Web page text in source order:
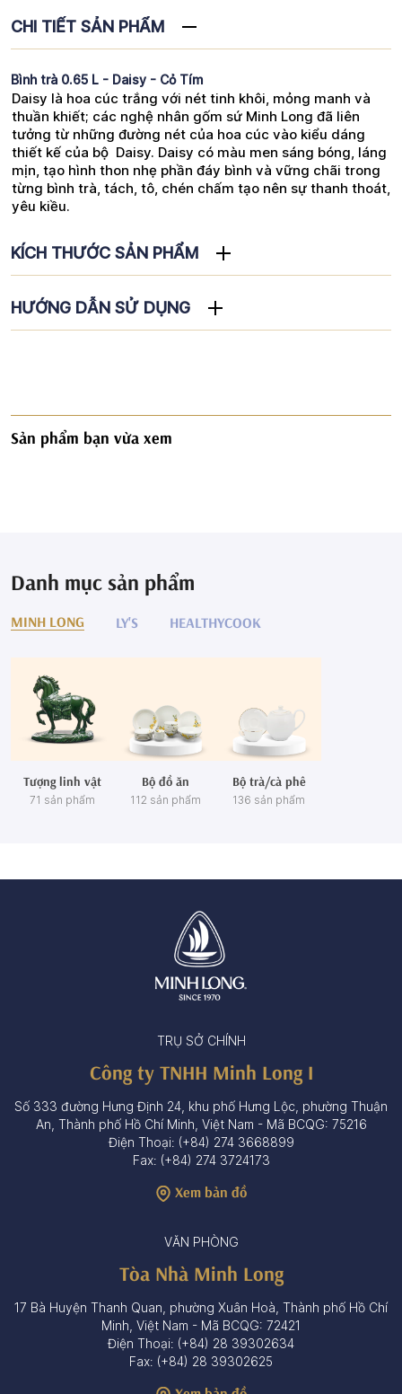
CHI TIẾT SẢN PHẨM
Bình trà 0.65 L - Daisy - Cỏ Tím
Daisy là hoa cúc trắng với nét tinh khôi, mỏng manh và
thuần khiết; các nghệ nhân gốm sứ Minh Long đã liên
tưởng từ những đường nét của hoa cúc vào kiểu dáng
thiết kế của bộ Daisy. Daisy có màu men sáng bóng, láng
mịn, tạo hình thon nhẹ phần đáy bình và vững chãi trong
từng bình trà, tách, tô, chén chấm tạo nên sự thanh thoát,
yêu kiều.
KÍCH THƯỚC SẢN PHẨM
HƯỚNG DẪN SỬ DỤNG
Sản phẩm bạn vừa xem
Danh mục sản phẩm
MINH LONG LY'S HEALTHYCOOK
Tượng linh vật
71 sản phẩm
Bộ đồ ăn
112 sản phẩm
Bộ trà/cà phê
136 sản phẩm
TRỤ SỞ CHÍNH
Công ty TNHH Minh Long I
Số 333 đường Hưng Định 24, khu phố Hưng Lộc, phường Thuận
An, Thành phố Hồ Chí Minh, Việt Nam - Mã BCQG: 75216
Điện Thoại: (+84) 274 3668899
Fax: (+84) 274 3724173
Xem bản đồ
VĂN PHÒNG
Tòa Nhà Minh Long
17 Bà Huyện Thanh Quan, phường Xuân Hoà, Thành phố Hồ Chí
Minh, Việt Nam - Mã BCQG: 72421
Điện Thoại: (+84) 28 39302634
Fax: (+84) 28 39302625